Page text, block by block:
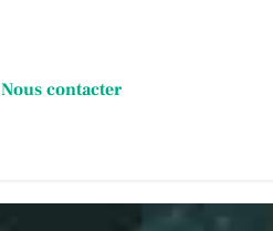
Nous contacter